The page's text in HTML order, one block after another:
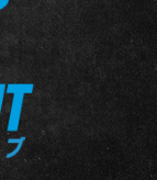
内
い合わせ
せ
BLOG